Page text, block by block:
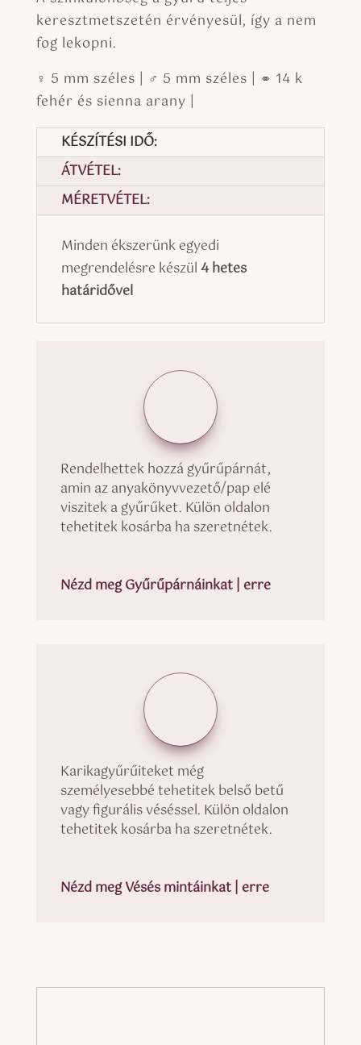
keresztmetszetén érvényesül, így a nem
fog lekopni.
♀ 5 mm széles | ♂ 5 mm széles | ⚭ 14 k
fehér és sienna arany |
KÉSZÍTÉSI IDŐ:
ÁTVÉTEL:
MÉRETVÉTEL:
Minden ékszerünk egyedi
megrendelésre készül4 hetes
határidővel
Rendelhettek hozzá gyűrűpárnát,
amin az anyakönyvvezető/pap elé
viszitek a gyűrűket. Külön oldalon
tehetitek kosárba ha szeretnétek.
Nézd meg Gyűrűpárnáinkat | erre
Karikagyűrűiteket még
személyesebbé tehetitek belső betű
vagy figurális véséssel. Külön oldalon
tehetitek kosárba ha szeretnétek.
Nézd meg Vésés mintáinkat | erre